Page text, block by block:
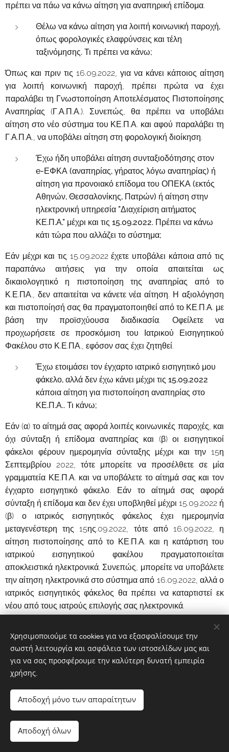
πρέπει να πάω να κάνω αίτηση για αναπηρική επίδομα.
Θέλω να κάνω αίτηση για λοιπή κοινωνική παροχή,
όπως φορολογικές ελαφρύνσεις και τέλη
ταξινόμησης. Τι πρέπει να κάνω;
Όπως και πριν τις 16.09.2022, για να κάνει κάποιος αίτηση
για λοιπή κοινωνική παροχή, πρέπει πρώτα να έχει
παραλάβει τη Γνωστοποίηση Αποτελέσματος Πιστοποίησης
Αναπηρίας (Γ.Α.Π.Α.). Συνεπώς, θα πρέπει να υποβάλει
αίτηση στο νέο σύστημα του ΚΕ.Π.Α. και αφού παραλάβει τη
Γ.Α.Π.Α., να υποβάλει αίτηση στη φορολογική διοίκηση.
Έχω ήδη υποβάλει αίτηση συνταξιοδότησης στον
e-ΕΦΚΑ (αναπηρίας, γήρατος λόγω αναπηρίας) ή
αίτηση για προνοιακό επίδομα του ΟΠΕΚΑ (εκτός
Αθηνών, Θεσσαλονίκης, Πατρών) ή αίτηση στην
ηλεκτρονική υπηρεσία "Διαχείριση αιτήματος
ΚΕ.Π.Α." μέχρι και τις 15.09.2022. Πρέπει να κάνω
κάτι τώρα που αλλάζει το σύστημα;
Εάν μέχρι και τις 15.09.2022 έχετε υποβάλει κάποια από τις
παραπάνω αιτήσεις για την οποία απαιτείται ως
δικαιολογητικό η πιστοποίηση της αναπηρίας από το
Κ.Ε.ΠΑ., δεν απαιτείται να κάνετε νέα αίτηση. Η αξιολόγηση
και πιστοποίησή σας θα πραγματοποιηθεί από το ΚΕ.Π.Α. με
βάση την προϊσχύουσα διαδικασία. Οφείλετε να
προχωρήσετε σε προσκόμιση του Ιατρικού Εισηγητικού
Φακέλου στο Κ.Ε.ΠΑ., εφόσον σας έχει ζητηθεί.
Έχω ετοιμάσει τον έγχαρτο ιατρικό εισηγητικό μου
φάκελο, αλλά δεν έχω κάνει μέχρι τις 15.09.2022
κάποια αίτηση για πιστοποίηση αναπηρίας στο
ΚΕ.Π.Α.. Τι κάνω;
Εάν (α) το αίτημά σας αφορά λοιπές κοινωνικές παροχές, και
όχι σύνταξη ή επίδομα αναπηρίας και (β) οι εισηγητικοί
φάκελοι φέρουν ημερομηνία σύνταξης μέχρι και την 15η
Σεπτεμβρίου 2022, τότε μπορείτε να προσέλθετε σε μία
γραμματεία ΚΕ.Π.Α. και να υποβάλετε το αίτημά σας και τον
έγχαρτο εισηγητικό φάκελο. Εάν το αίτημά σας αφορά
σύνταξη ή επίδομα και δεν έχει υποβληθεί μέχρι 15.09.2022 ή
(β) ο ιατρικός εισηγητικός φάκελος έχει ημερομηνία
μεταγενέστερη της 15ης.09.2022, τότε από 16.09.2022, η
αίτηση πιστοποίησης από το ΚΕ.Π.Α. και η κατάρτιση του
ιατρικού εισηγητικού φακέλου πραγματοποιείται
αποκλειστικά ηλεκτρονικά. Συνεπώς, μπορείτε να υποβάλετε
την αίτηση ηλεκτρονικά στο σύστημα από 16.09.2022, αλλά ο
ιατρικός εισηγητικός φάκελος θα πρέπει να καταρτιστεί εκ
νέου από τους ιατρούς επιλογής σας ηλεκτρονικά.
Λαμβάνω ήδη παροχή από τον e-ΕΦΚΑ λόγω της
πιστοποιημένης αναπηρίας μου, η οποία θα λήξει
στο επόμενο διάστημα. Πού υποβάλλω αίτηση για
παράταση της παροχής, μέχρι να εξεταστώ από το
Κ.Ε.ΠΑ;
Το τελευταίο τετράμηνο πριν τη λήξη ισχύος της Γ.Α.Π.Α. σας,
μπορείτε να υποβάλετε μέσω της Εθνικής Πύλης Αναπηρίας
αίτημα για επανεξέτασή σας από το Κ.Ε.ΠΑ. Η αίτηση
παράτασης ισχύος της Γ.Α.Π.Α. λογίζεται ως αίτηση
Χρησιμοποιούμε τα cookies για να εξασφαλίσουμε την
σωστή λειτουργία και ασφάλεια των ιστοσελίδων μας και
για να σας προσφέρουμε την καλύτερη δυνατή εμπειρία
χρήσης.
Αποδοχή μόνο των απαραίτητων
Αποδοχή όλων